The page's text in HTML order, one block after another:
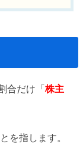
合だけ「株主
を指します。